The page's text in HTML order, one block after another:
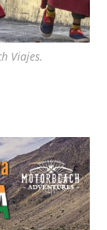
Viajes.